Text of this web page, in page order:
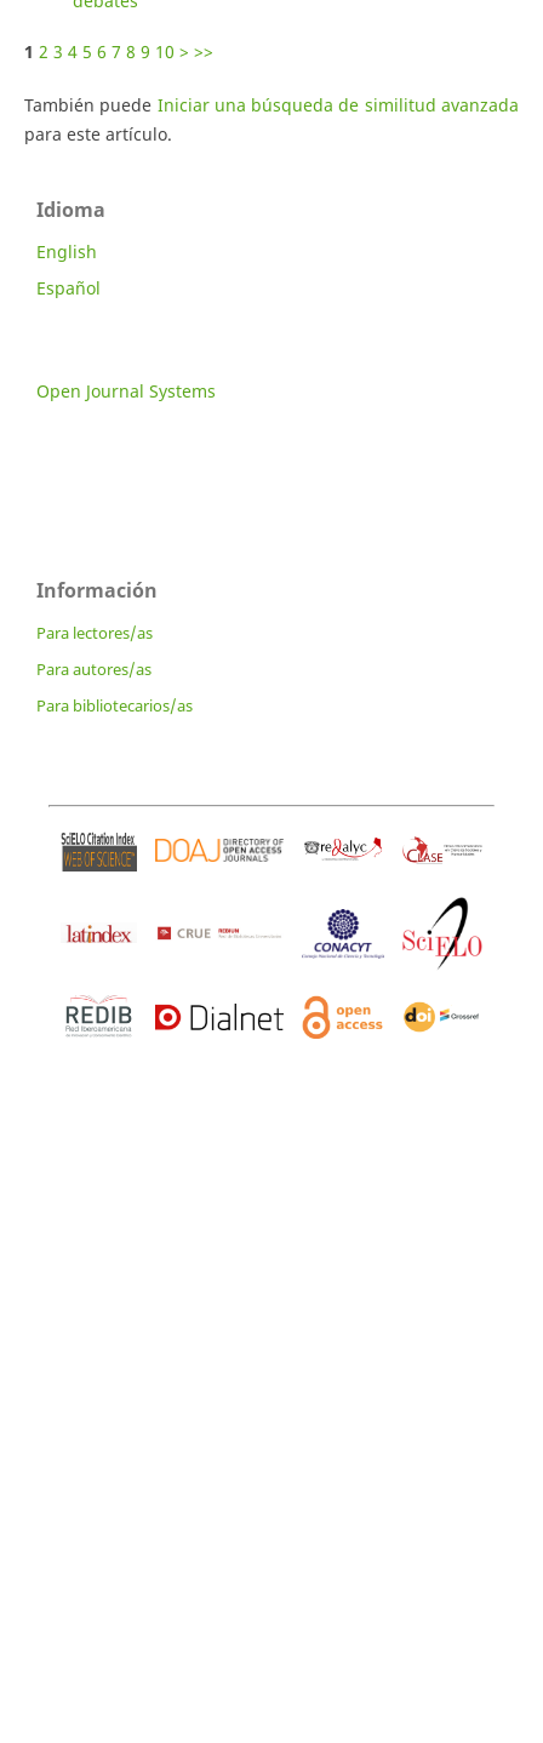
1 2 3 4 5 6 7 8 9 10 > >>
También puede Iniciar una búsqueda de similitud avanzada
para este artículo.
Idioma
English
Español
Open Journal Systems
Información
Para lectores/as
Para autores/as
Para bibliotecarios/as